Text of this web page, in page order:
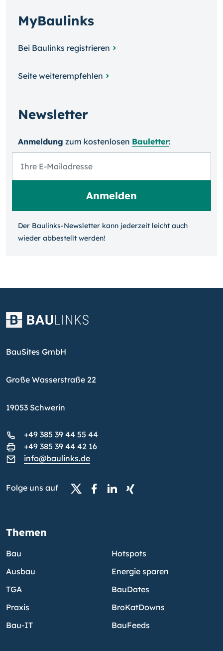
MyBaulinks
Bei Baulinks registrieren
Seite weiterempfehlen
Newsletter
Anmeldung zum kosten­losen Bauletter:
Der Baulinks-Newsletter kann jeder­zeit leicht auch
wieder ab­bestellt werden!
BauSites GmbH
Große Wasserstraße 22
19053 Schwerin
+49 385 39 44 55 44
+49 385 39 44 42 16
info@baulinks.de
Folge uns auf
Themen
Bau
Ausbau
TGA
Praxis
Bau-IT
Hotspots
Energie sparen
BauDates
BroKatDowns
BauFeeds